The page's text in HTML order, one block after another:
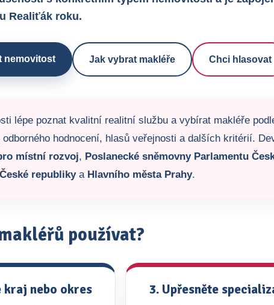
Realiťák roku.
nemovitost Jak vybrat makléře Chci hlasovat
lépe poznat kvalitní realitní službu a vybírat makléře
hodnocení, hlasů veřejnosti a dalších kritérií.
místní rozvoj, Poslanecké sněmovny Parlamentu
republikya Hlavního města Prahy.
používat?
kraj nebo okres 3. Upřesněte